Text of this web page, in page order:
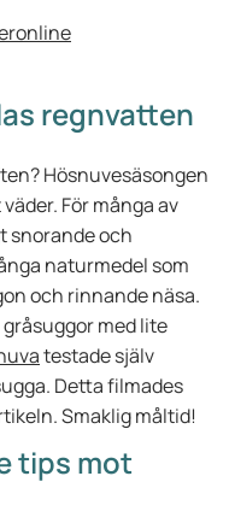
regnvatten
Hösnuvesäsongen
För många av
snorande och
naturmedel som
och rinnande näsa.
med lite
testade själv
Detta filmades
Smaklig måltid!
tips mot